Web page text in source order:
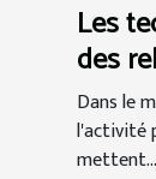
Les
des
Dans le
l'activité
mettent...